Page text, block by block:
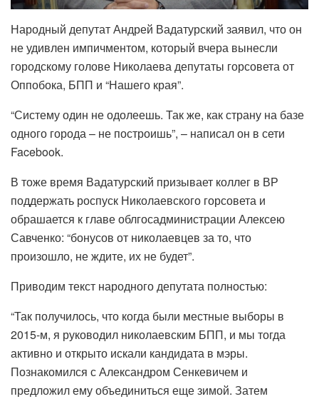
Народный депутат Андрей Вадатурский заявил, что он
не удивлен импичментом, который вчера вынесли
городскому голове Николаева депутаты горсовета от
Оппобока, БПП и “Нашего края”.
“Систему один не одолеешь. Так же, как страну на базе
одного города – не построишь”, – написал он в сети
Facebook.
В тоже время Вадатурский призывает коллег в ВР
поддержать роспуск Николаевского горсовета и
обрашается к главе облгосадминистрации Алексею
Савченко: “бонусов от николаевцев за то, что
произошло, не ждите, их не будет”.
Приводим текст народного депутата полностью:
“Так получилось, что когда были местные выборы в
2015-м, я руководил николаевским БПП, и мы тогда
активно и открыто искали кандидата в мэры.
Познакомился с Александром Сенкевичем и
предложил ему объединиться еще зимой. Затем